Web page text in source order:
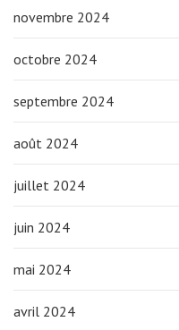
novembre 2024
octobre 2024
septembre 2024
août 2024
juillet 2024
juin 2024
mai 2024
avril 2024